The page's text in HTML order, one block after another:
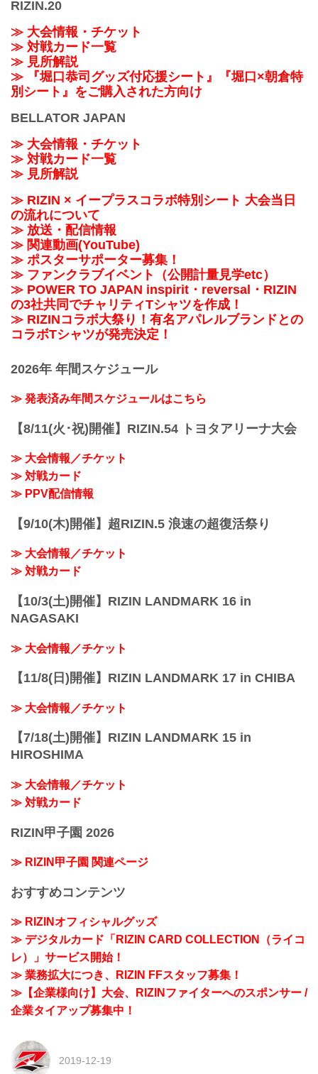
RIZIN.20
≫ 大会情報・チケット
≫ 対戦カード一覧
≫ 見所解説
≫ 『堀口恭司グッズ付応援シート』『堀口×朝倉特
別シート』をご購入された方向け
BELLATOR JAPAN
≫ 大会情報・チケット
≫ 対戦カード一覧
≫ 見所解説
≫ RIZIN × イープラスコラボ特別シート 大会当日
の流れについて
≫ 放送・配信情報
≫ 関連動画(YouTube)
≫ ポスターサポーター募集！
≫ ファンクラブイベント（公開計量見学etc）
≫ POWER TO JAPAN inspirit・reversal・RIZIN
の3社共同でチャリティTシャツを作成！
≫ RIZINコラボ大祭り！有名アパレルブランドとの
コラボTシャツが発売決定！
2026年 年間スケジュール
≫ 発表済み年間スケジュールはこちら
【8/11(火･祝)開催】RIZIN.54 トヨタアリーナ大会
≫ 大会情報／チケット
≫ 対戦カード
≫ PPV配信情報
【9/10(木)開催】超RIZIN.5 浪速の超復活祭り
≫ 大会情報／チケット
≫ 対戦カード
【10/3(土)開催】RIZIN LANDMARK 16 in
NAGASAKI
≫ 大会情報／チケット
【11/8(日)開催】RIZIN LANDMARK 17 in CHIBA
≫ 大会情報／チケット
【7/18(土)開催】RIZIN LANDMARK 15 in
HIROSHIMA
≫ 大会情報／チケット
≫ 対戦カード
RIZIN甲子園 2026
≫ RIZIN甲子園 関連ページ
おすすめコンテンツ
≫ RIZINオフィシャルグッズ
≫ デジタルカード「RIZIN CARD COLLECTION（ライコ
レ）」サービス開始！
≫ 業務拡大につき、RIZIN FFスタッフ募集！
≫【企業様向け】大会、RIZINファイターへのスポンサー /
企業タイアップ募集中！
2019-12-19